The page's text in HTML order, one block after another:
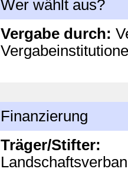
Wer wählt aus?
Vergabe durch:
Finanzierung
Träger/Stifter: